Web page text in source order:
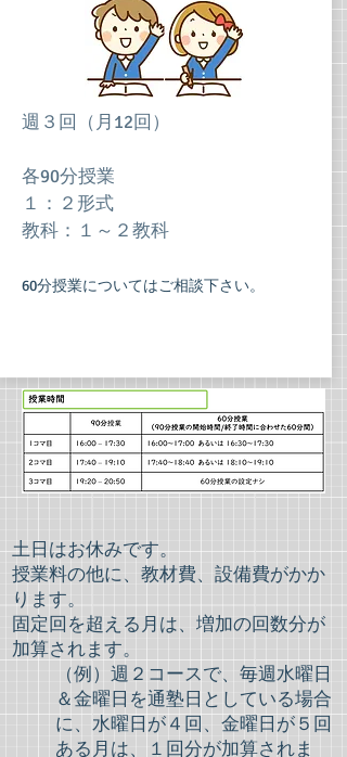
週３回（月12回）
各90分授業
１：２形式
教科：１～２教科
​60分授業についてはご相談下さい。
土日はお休みです。
授業料の他に、教材費、設備費がかか
ります。
固定回を超える月は、増加の回数分が
加算されます。
​（例）週２コースで、毎週水曜日
＆金曜日を通塾日としている場合
に、水曜日が４回、金曜日が５回
ある月は、１回分が加算されま